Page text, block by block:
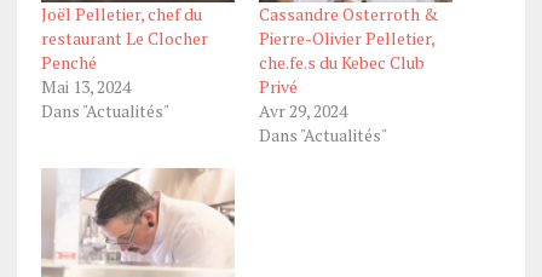
Joël Pelletier, chef du
restaurant Le Clocher
Penché
Mai 13, 2024
Dans "Actualités"
Cassandre Osterroth &
Pierre-Olivier Pelletier,
che.fe.s du Kebec Club
Privé
Avr 29, 2024
Dans "Actualités"